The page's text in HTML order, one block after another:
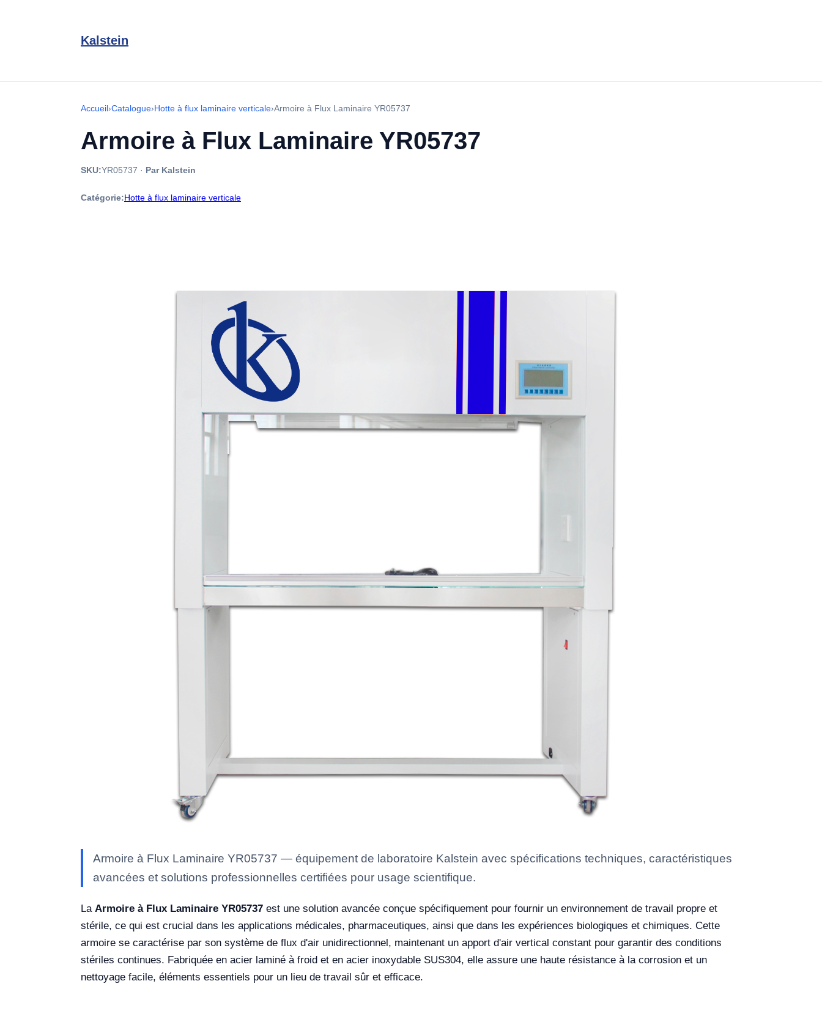
Kalstein
Accueil›Catalogue›Hotte à flux laminaire verticale›Armoire à Flux Laminaire YR05737
Armoire à Flux Laminaire YR05737
SKU:YR05737 · Par Kalstein
Catégorie:Hotte à flux laminaire verticale
Armoire à Flux Laminaire YR05737 — équipement de laboratoire Kalstein avec spécifications techniques, caractéristiques
avancées et solutions professionnelles certifiées pour usage scientifique.
La Armoire à Flux Laminaire YR05737 est une solution avancée conçue spécifiquement pour fournir un environnement de travail propre et
stérile, ce qui est crucial dans les applications médicales, pharmaceutiques, ainsi que dans les expériences biologiques et chimiques. Cette
armoire se caractérise par son système de flux d'air unidirectionnel, maintenant un apport d'air vertical constant pour garantir des conditions
stériles continues. Fabriquée en acier laminé à froid et en acier inoxydable SUS304, elle assure une haute résistance à la corrosion et un
nettoyage facile, éléments essentiels pour un lieu de travail sûr et efficace.